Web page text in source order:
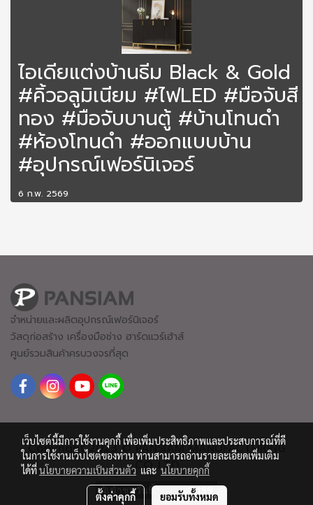
ไอเดียแต่งบ้านธีม Black & Gold
#คิ้วอลูมิเนียม #ไฟLED #มือจับสี
ทอง #มือจับบานตู้ #บ้านโทนดำ
#ห้องโทนดำ #ออกแบบบ้าน
#อุปกรณ์เฟอร์นิเจอร์
6 ก.พ. 2569
จำหน่ายและผลิตอุปกรณ์เฟอร์นิเจอร์
วัสดุก่อสร้าง เครื่องมือช่าง ฮาร์ดแวร์เฮ้าส์
ศูนย์รวมสินค้าครบวงจรที่สุด
Copyright 2023 © PANSIAM MANUFACTURING
CO.,LTD
ผู้เข้าชมวันนี้ 1,159
เว็บไซต์นี้มีการใช้งานคุกกี้ เพื่อเพิ่มประสิทธิภาพและประสบการณ์ที่ดี
ในการใช้งานเว็บไซต์ของท่าน ท่านสามารถอ่านรายละเอียดเพิ่มเติม
ได้ที่นโยบายความเป็นส่วนตัว และ นโยบายคุกกี้
ตั้งค่าคุกกี้ ยอมรับทั้งหมด